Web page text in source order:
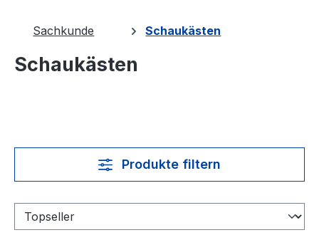
Sachkunde Schaukästen
Schaukästen
Produkte filtern